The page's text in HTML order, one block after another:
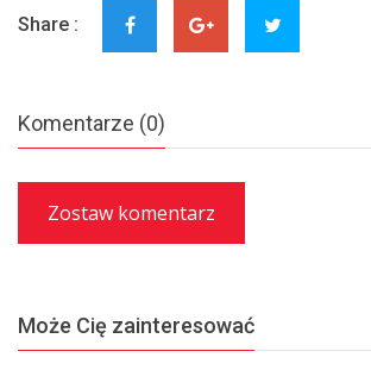
Share :
Komentarze (0)
Zostaw komentarz
Może Cię zainteresować